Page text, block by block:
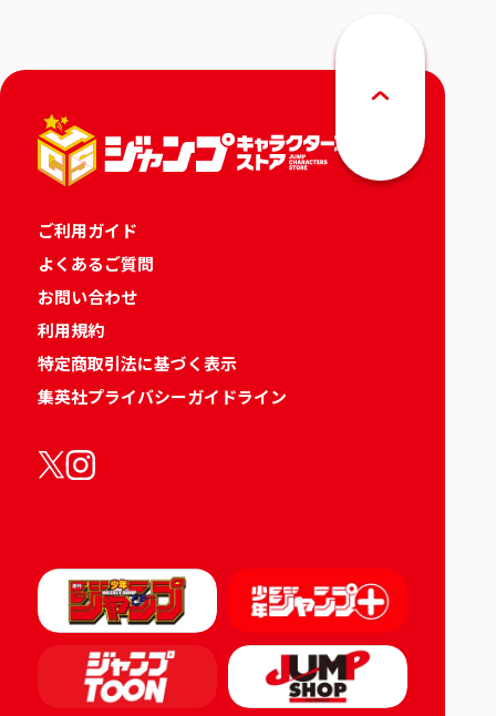
ご利用ガイド
よくあるご質問
お問い合わせ
利用規約
特定商取引法に基づく表示
集英社プライバシーガイドライン